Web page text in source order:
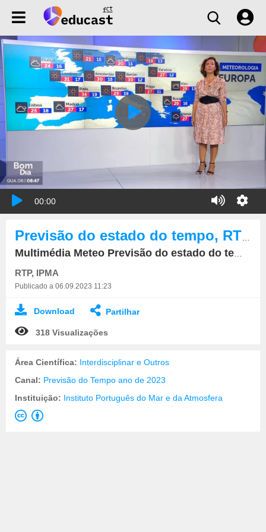
00:00
Multimédia Meteo Previsão do estado do tempo, RTP1, 06-09-2023, IPMA.
RTP, IPMA
Publicado a 06.09.2023 11:23
Download Partilhar
318 Visualizações
Área Científica: Interdisciplinar e Outros
Canal: Previsão do Tempo ano de 2023
Instituição: Instituto Português do Mar e da Atmosfera